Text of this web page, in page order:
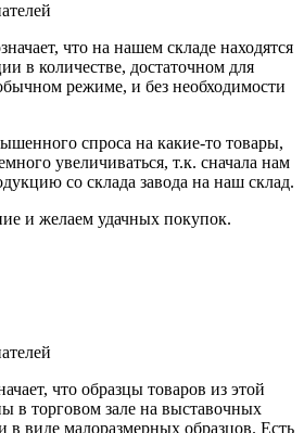
что на нашем складе находятся
в количестве, достаточном для
режиме, и без необходимости
спроса на какие-то товары,
увеличиваться, т.к. сначала нам
со склада завода на наш склад.
и желаем удачных покупок.
что образцы товаров из этой
в торговом зале на выставочных
в виде малоразмерных образцов. Есть